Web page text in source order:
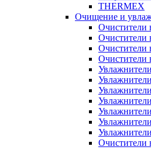
THERMEX
Очищение и
Очистители
Очистители
Очистители
Очистители
Очистители